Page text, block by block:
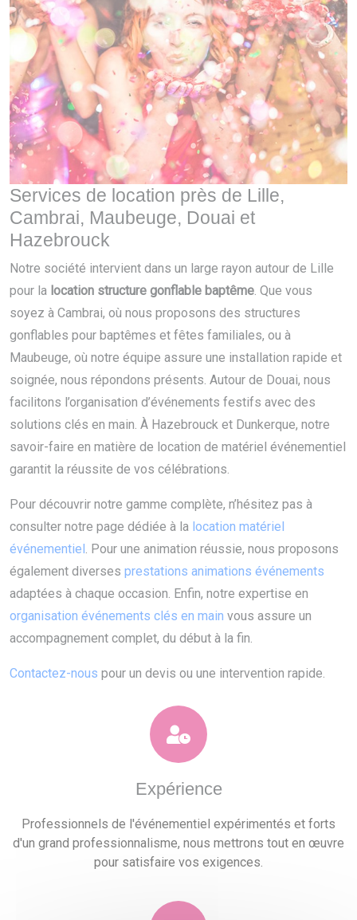
Services de location près de Lille,
Cambrai, Maubeuge, Douai et
Hazebrouck
Notre société intervient dans un large rayon autour de Lille
pour la location structure gonflable baptême. Que vous
soyez à Cambrai, où nous proposons des structures
gonflables pour baptêmes et fêtes familiales, ou à
Maubeuge, où notre équipe assure une installation rapide et
soignée, nous répondons présents. Autour de Douai, nous
facilitons l’organisation d’événements festifs avec des
solutions clés en main. À Hazebrouck et Dunkerque, notre
savoir-faire en matière de location de matériel événementiel
garantit la réussite de vos célébrations.
Pour découvrir notre gamme complète, n’hésitez pas à
consulter notre page dédiée à la location matériel
événementiel . Pour une animation réussie, nous proposons
également diverses prestations animations événements
adaptées à chaque occasion. Enfin, notre expertise en
organisation événements clés en main vous assure un
accompagnement complet, du début à la fin.
Contactez-nous pour un devis ou une intervention rapide.
Expérience
Professionnels de l'événementiel expérimentés et forts
d'un grand professionnalisme, nous mettrons tout en œuvre
pour satisfaire vos exigences.